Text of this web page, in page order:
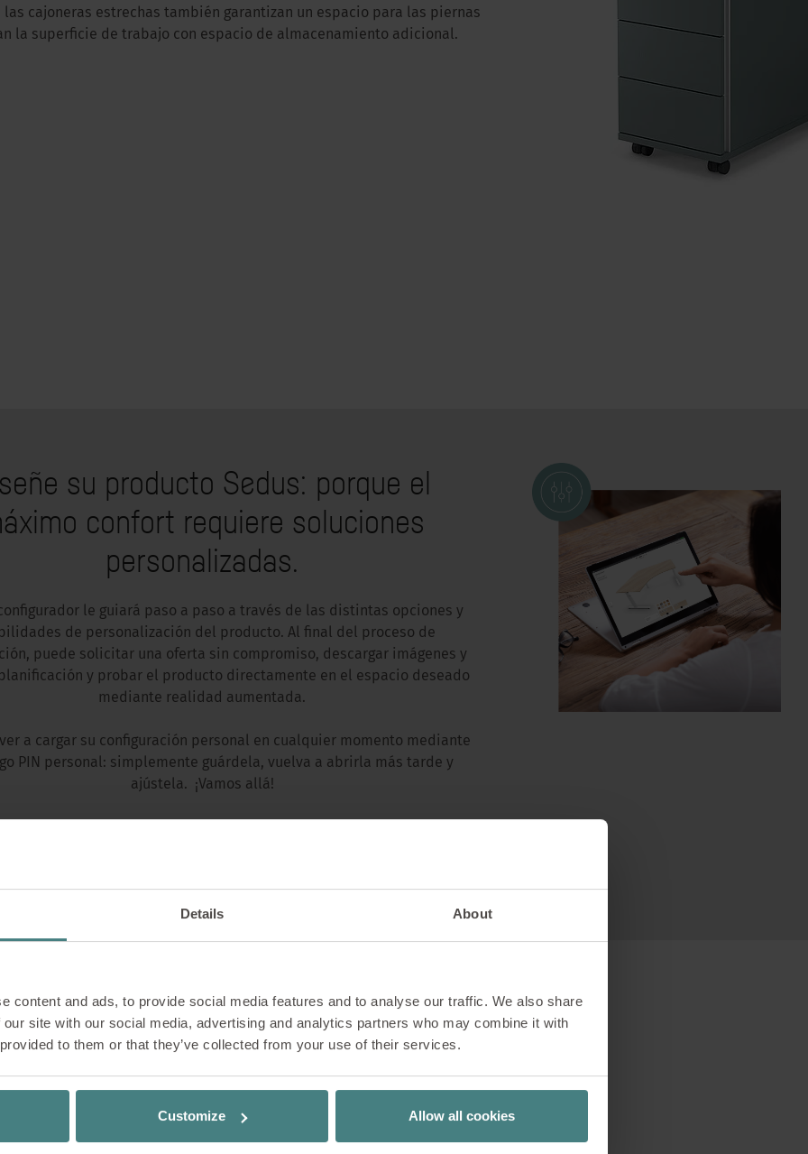
Details About
content and ads, to provide social media features and to analyse our traffic. We also share
site with our social media, advertising and analytics partners who may combine it with
to them or that they’ve collected from your use of their services.
Customize Allow all cookies
las cajoneras estrechas también garantizan un espacio para las piernas
la superficie de trabajo con espacio de almacenamiento adicional.
su producto Sedus: porque el
confort requiere soluciones
personalizadas.
le guiará paso a paso a través de las distintas opciones y
de personalización del producto. Al final del proceso de
puede solicitar una oferta sin compromiso, descargar imágenes y
y probar el producto directamente en el espacio deseado
mediante realidad aumentada.
a cargar su configuración personal en cualquier momento mediante
PIN personal: simplemente guárdela, vuelva a abrirla más tarde y
ajústela. ¡Vamos allá!
Impresiones